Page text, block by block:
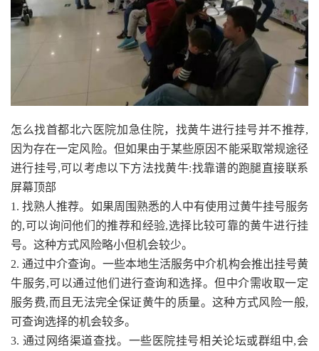
怎么找首都北六医院加急住院，找黄牛进行挂号并不推荐,
因为存在一定风险。但如果由于某些原因不能采取常规途径
进行挂号,可以考虑以下方法找黄牛:找靠谱的跑腿直接联系
屏幕顶部
1. 找熟人推荐。如果周围熟悉的人中有使用过黄牛挂号服务
的,可以询问他们的推荐和经验,选择比较可靠的黄牛进行挂
号。这种方式风险略小但机会较少。
2. 通过中介查询。一些本地生活服务中介机构会推出挂号黄
牛服务,可以通过他们进行查询和选择。但中介需收取一定
服务费,而且无法完全保证黄牛的质量。这种方式风险一般,
可查询选择的机会较多。
3. 通过网络渠道查找。一些医院挂号相关论坛或群组中,会